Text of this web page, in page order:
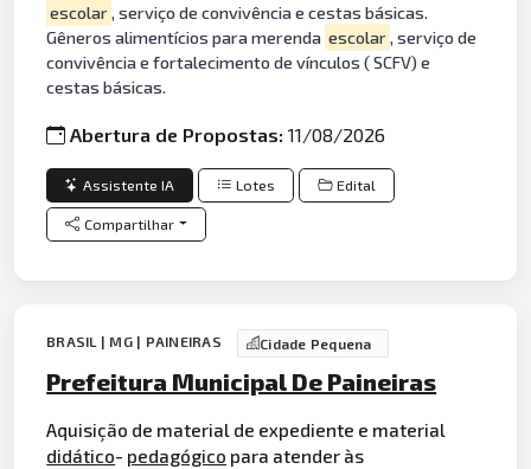
escolar, serviço de convivência e cestas básicas.
Gêneros alimentícios para merenda escolar, serviço de
convivência e fortalecimento de vínculos ( SCFV) e
cestas básicas.
Abertura de Propostas:11/08/2026
Assistente IA Lotes Edital
Compartilhar
BRASIL | MG | PAINEIRAS Cidade Pequena
Prefeitura Municipal De Paineiras
Aquisição de material de expediente e material
didático- pedagógico para atender às